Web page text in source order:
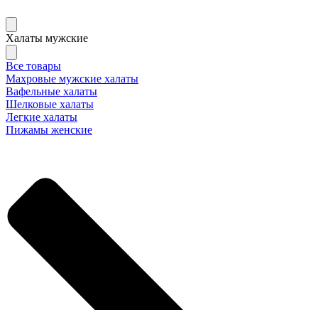
Халаты мужские
Все товары
Махровые мужские халаты
Вафельные халаты
Шелковые халаты
Легкие халаты
Пижамы женские